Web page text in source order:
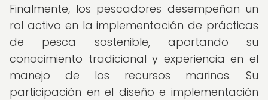
Finalmente, los pescadores desempeñan un
rol activo en la implementación de prácticas
de pesca sostenible, aportando su
conocimiento tradicional y experiencia en el
manejo de los recursos marinos. Su
participación en el diseño e implementación